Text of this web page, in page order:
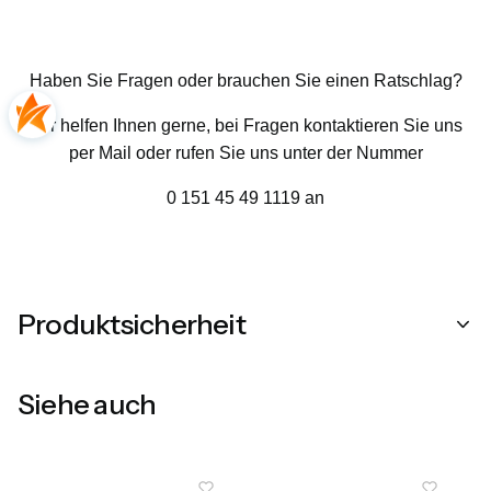
Haben Sie Fragen oder brauchen Sie einen Ratschlag?
Wir helfen Ihnen gerne, bei Fragen kontaktieren Sie uns
per Mail oder rufen Sie uns unter der Nummer
0 151 45 49 1119 an
Produktsicherheit
Siehe auch